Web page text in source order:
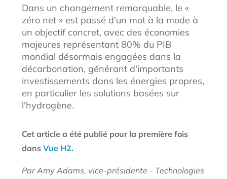
Dans un changement remarquable, le «
zéro net » est passé d'un mot à la mode à
un objectif concret, avec des économies
majeures représentant 80% du PIB
mondial désormais engagées dans la
décarbonation, générant d'importants
investissements dans les énergies propres,
en particulier les solutions basées sur
l'hydrogène.
Cet article a été publié pour la première fois
dans Vue H2.
Par Amy Adams, vice-présidente - Technologies